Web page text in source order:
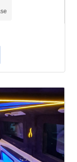
zwischen 35 Euro
Flughafen und dem